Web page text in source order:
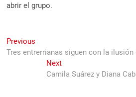
abrir el grupo.
Navegación
de
entradas
Previous
post:
Tres entrerrianas siguen con la ilusión
NextNext
post:
Camila Suárez y Diana